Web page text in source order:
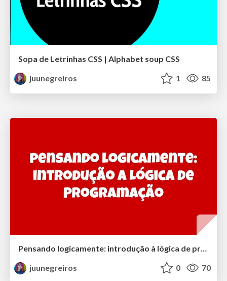
Sopa de Letrinhas CSS | Alphabet soup CSS
juunegreiros
1 85
juunegreiros
0 70